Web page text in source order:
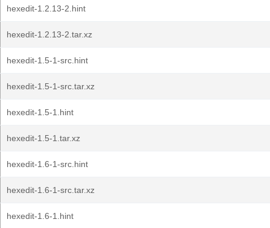
hexedit-1.2.13-2.hint
hexedit-1.2.13-2.tar.xz
hexedit-1.5-1-src.hint
hexedit-1.5-1-src.tar.xz
hexedit-1.5-1.hint
hexedit-1.5-1.tar.xz
hexedit-1.6-1-src.hint
hexedit-1.6-1-src.tar.xz
hexedit-1.6-1.hint